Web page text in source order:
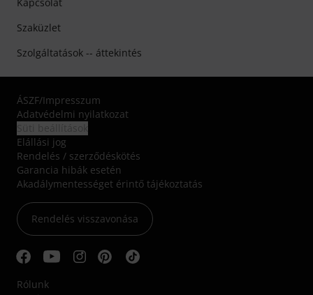
Szaküzlet
Szolgáltatások -- áttekintés
ÁSZF/Impresszum
Adatvédelmi nyilatkozat
Elállási jog
Rendelés / szerződéskötés
Garancia hibák esetén
Akadálymentességet érintő tájékoztatás
Rendelés visszavonása
Rólunk